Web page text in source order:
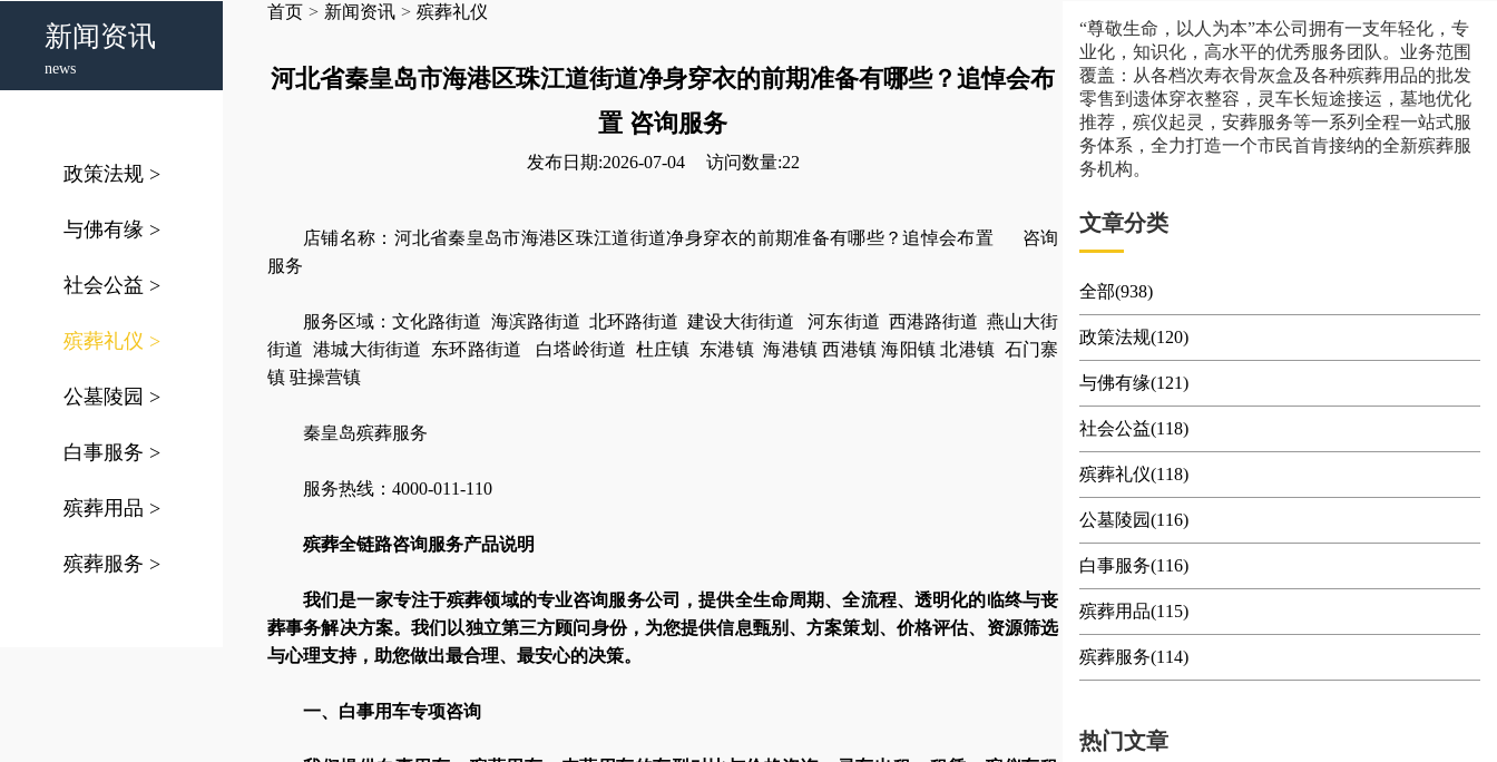
新闻资讯
news
政策法规 >
与佛有缘 >
社会公益 >
殡葬礼仪 >
公墓陵园 >
白事服务 >
殡葬用品 >
殡葬服务 >
首页 > 新闻资讯 > 殡葬礼仪
河北省秦皇岛市海港区珠江道街道净身穿衣的前期准备有哪些？追悼会布
置 咨询服务
发布日期:2026-07-04 访问数量:22
店铺名称：河北省秦皇岛市海港区珠江道街道净身穿衣的前期准备有哪些？追悼会布置 咨询
服务
服务区域：文化路街道 海滨路街道 北环路街道 建设大街街道 河东街道 西港路街道 燕山大街
街道 港城大街街道 东环路街道 白塔岭街道 杜庄镇 东港镇 海港镇 西港镇 海阳镇 北港镇 石门寨
镇 驻操营镇
秦皇岛殡葬服务
服务热线：4000-011-110
殡葬全链路咨询服务产品说明
我们是一家专注于殡葬领域的专业咨询服务公司，提供全生命周期、全流程、透明化的临终与丧
葬事务解决方案。我们以独立第三方顾问身份，为您提供信息甄别、方案策划、价格评估、资源筛选
与心理支持，助您做出最合理、最安心的决策。
一、白事用车专项咨询
“尊敬生命，以人为本”本公司拥有一支年轻化，专
业化，知识化，高水平的优秀服务团队。业务范围
覆盖：从各档次寿衣骨灰盒及各种殡葬用品的批发
零售到遗体穿衣整容，灵车长短途接运，墓地优化
推荐，殡仪起灵，安葬服务等一系列全程一站式服
务体系，全力打造一个市民首肯接纳的全新殡葬服
务机构。
文章分类
全部(938)
政策法规(120)
与佛有缘(121)
社会公益(118)
殡葬礼仪(118)
公墓陵园(116)
白事服务(116)
殡葬用品(115)
殡葬服务(114)
热门文章